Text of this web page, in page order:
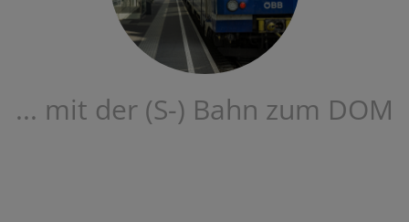
... mit der (S-) Bahn zum DOM